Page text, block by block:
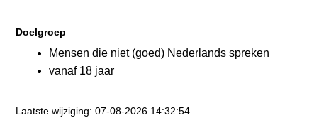
Doelgroep
Mensen die niet (goed) Nederlands spreken
vanaf 18 jaar
Laatste wijziging: 07-08-2026 14:32:54